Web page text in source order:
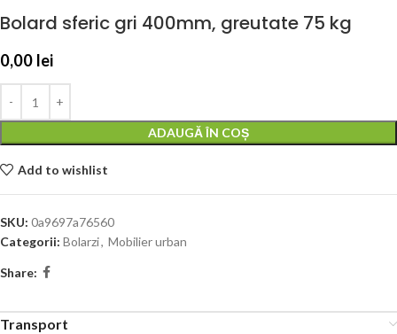
Bolard sferic gri 400mm, greutate 75 kg
0,00 lei
ADAUGĂ ÎN COȘ
Add to wishlist
SKU: 0a9697a76560
Categorii: Bolarzi, Mobilier urban
Share:
Transport